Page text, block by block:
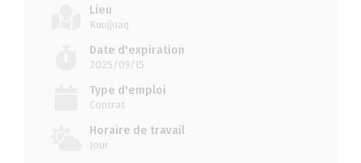
Lieu
Kuujjuaq
Date d'expiration
2025/09/15
Type d'emploi
Contrat
Horaire de travail
Jour